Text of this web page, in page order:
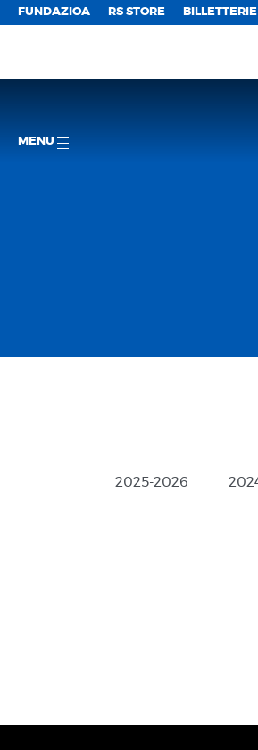
FUNDAZIOA RS STORE BILLETTERIE
MENU
2025-2026